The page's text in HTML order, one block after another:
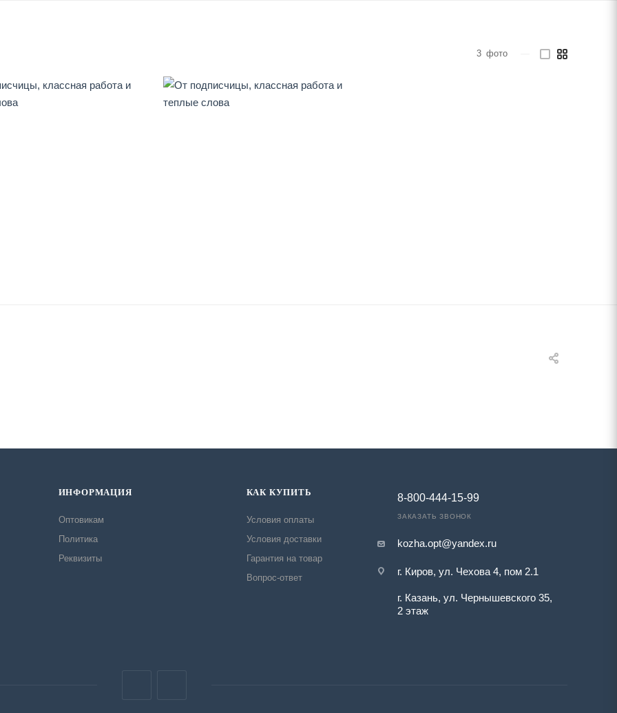
3 фото
ИНФОРМАЦИЯ
Оптовикам
Политика
Реквизиты
КАК КУПИТЬ
Условия оплаты
Условия доставки
Гарантия на товар
Вопрос-ответ
8-800-444-15-99
ЗАКАЗАТЬ ЗВОНОК
kozha.opt@yandex.ru
г. Киров, ул. Чехова 4, пом 2.1
г. Казань, ул. Чернышевского 35,
2 этаж